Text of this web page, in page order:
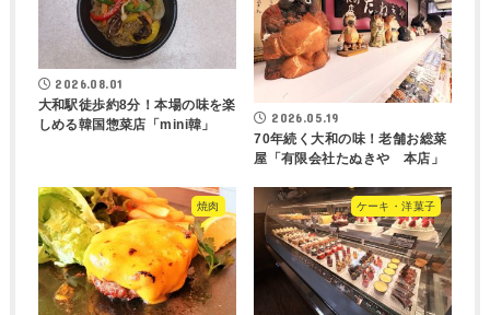
2026.08.01
大和駅徒歩約8分！本場の味を楽
しめる韓国惣菜店「mini韓」
2026.05.19
70年続く大和の味！老舗お総菜
屋「有限会社たぬきや 本店」
焼肉 ケーキ・洋菓子